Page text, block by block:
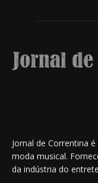
Jornal de Correntina
moda musical.
da indústria do